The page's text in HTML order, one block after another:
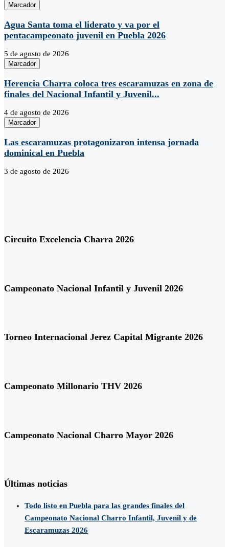
Marcador
Agua Santa toma el liderato y va por el
pentacampeonato juvenil en Puebla 2026
5 de agosto de 2026
Marcador
Herencia Charra coloca tres escaramuzas en zona de
finales del Nacional Infantil y Juvenil...
4 de agosto de 2026
Marcador
Las escaramuzas protagonizaron intensa jornada
dominical en Puebla
3 de agosto de 2026
Circuito Excelencia Charra 2026
Campeonato Nacional Infantil y Juvenil 2026
Torneo Internacional Jerez Capital Migrante 2026
Campeonato Millonario THV 2026
Campeonato Nacional Charro Mayor 2026
Últimas noticias
Todo listo en Puebla para las grandes finales del
Campeonato Nacional Charro Infantil, Juvenil y de
Escaramuzas 2026